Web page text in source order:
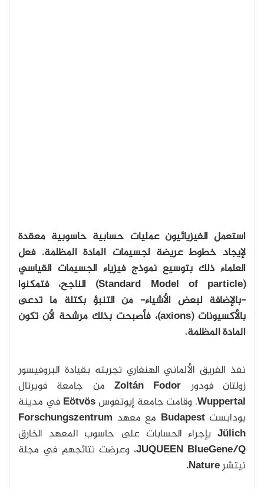
استعمل الفيزيائيون عمليات حسابية حاسوبية معقدة
لإيجاد خطوط عريضة لجسيمات المادة المظلمة. فعل
العلماء ذلك بتوسيع نموذج فيزياء الجسيمات القياسي
(Standard Model of particle) الناجح، فتمكنوا
-بالإضافة لبعض الأشياء- من التنبؤ بكتلة ما تدعى
بالأكسيونات (axions)، فأصبحت بذلك مرشحة لأن تكون
المادة المظلمة.
نفذ الفريق الألماني الهنغاري تجربته بقيادة البروفيسور
زولتان فودورZoltán Fodor
من جامعة فوبرتال
Wuppertal. وقامت جامعة إيوتفوسEötvös في مدينة
بودابست Budapest مع معهد Forschungszentrum
Jülich بإجراء الحسابات على حاسوب المعهد الخارق
JUQUEEN BlueGene/Q، وعرضت نتائجهم في مجلة
نيتشرNature.